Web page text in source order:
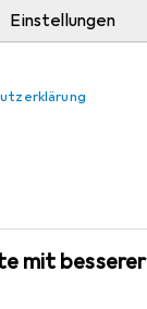
Einstellungen
In den Warenkorb
mit besserer